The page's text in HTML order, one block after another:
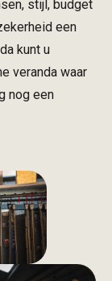
stijl, budget
een
kunt u
veranda waar
nog een